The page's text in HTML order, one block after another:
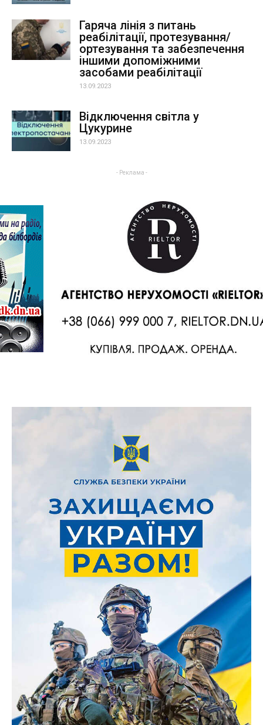
Гаряча лінія з питань
реабілітації, протезування/
ортезування та забезпечення
іншими допоміжними
засобами реабілітації
13.09.2023
Відключення світла у
Цукурине
13.09.2023
- Реклама -